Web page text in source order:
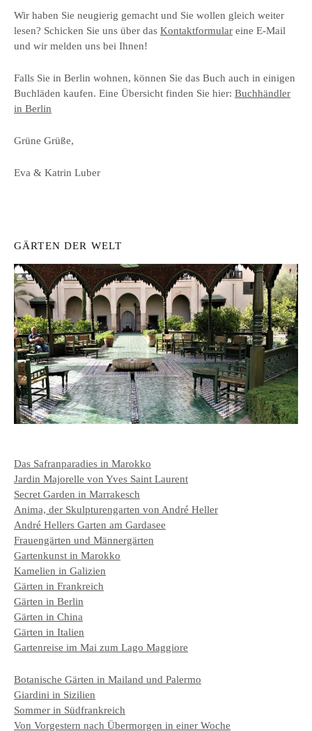
Wir haben Sie neugierig gemacht und Sie wollen gleich weiter
lesen? Schicken Sie uns über das Kontaktformular eine E-Mail
und wir melden uns bei Ihnen!
Falls Sie in Berlin wohnen, können Sie das Buch auch in einigen
Buchläden kaufen. Eine Übersicht finden Sie hier: Buchhändler
in Berlin
Grüne Grüße,
Eva & Katrin Luber
GÄRTEN DER WELT
Das Safranparadies in Marokko
Jardin Majorelle von Yves Saint Laurent
Secret Garden in Marrakesch
Anima, der Skulpturengarten von André Heller
André Hellers Garten am Gardasee
Frauengärten und Männergärten
Gartenkunst in Marokko
Kamelien in Galizien
Gärten in Frankreich
Gärten in Berlin
Gärten in China
Gärten in Italien
Gartenreise im Mai zum Lago Maggiore
Botanische Gärten in Mailand und Palermo
Giardini in Sizilien
Sommer in Südfrankreich
Von Vorgestern nach Übermorgen in einer Woche